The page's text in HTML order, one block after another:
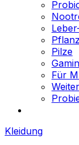
Pilze
Für
Kleidung